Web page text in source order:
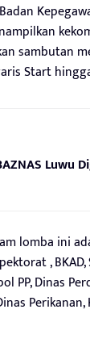
sambutan
Start
Luwu
lomba ini
,
PP, Dinas